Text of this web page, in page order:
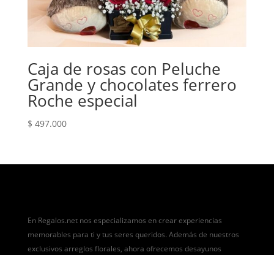
Caja de rosas con Peluche
Grande y chocolates ferrero
Roche especial
$ 497.000
En Regalos.net nos especializamos en crear experiencias
memorables para ti y tus seres queridos. Además de nuestros
exclusivos arreglos florales, ahora ofrecemos desayunos